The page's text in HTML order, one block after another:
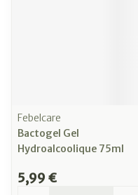
Febelcare
Bactogel Gel
Hydroalcoolique 75ml
5,99 €